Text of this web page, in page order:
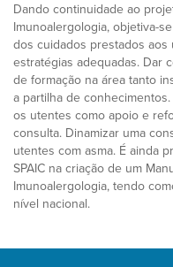
Dando continuidade ao
Imunoalergologia, objetiva-
dos cuidados prestados aos
estratégias adequadas. Dar
de formação na área tanto
a partilha de
os utentes como apoio e
consulta. Dinamizar uma
utentes com asma. É ainda
SPAIC na criação de um
Imunoalergologia, tendo
nível nacional.